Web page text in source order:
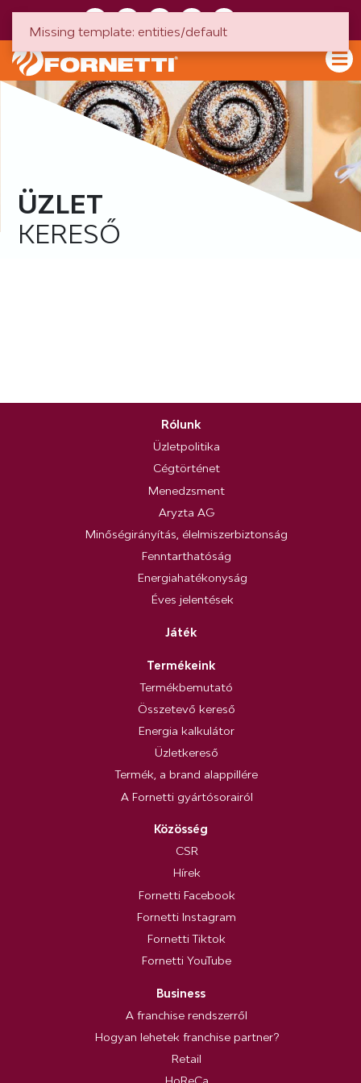
ÜZLET
KERESŐ
Rólunk
Üzletpolitika
Cégtörténet
Menedzsment
Aryzta AG
Minőségirányítás, élelmiszerbiztonság
Fenntarthatóság
Energiahatékonyság
Éves jelentések
Játék
Termékeink
Termékbemutató
Összetevő kereső
Energia kalkulátor
Üzletkereső
Termék, a brand alappillére
A Fornetti gyártósorairól
Közösség
CSR
Hírek
Fornetti Facebook
Fornetti Instagram
Fornetti Tiktok
Fornetti YouTube
Business
A franchise rendszerről
Hogyan lehetek franchise partner?
Retail
Missing template: entities/default